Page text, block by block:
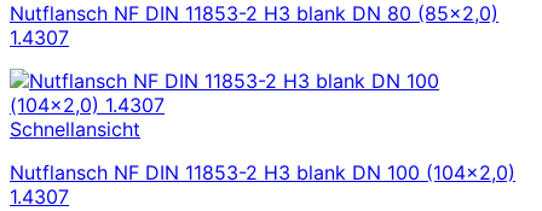
Nutflansch NF DIN 11853-2 H3 blank DN 80 (85×2,0)
1.4307
Schnellansicht
Nutflansch NF DIN 11853-2 H3 blank DN 100 (104×2,0)
1.4307